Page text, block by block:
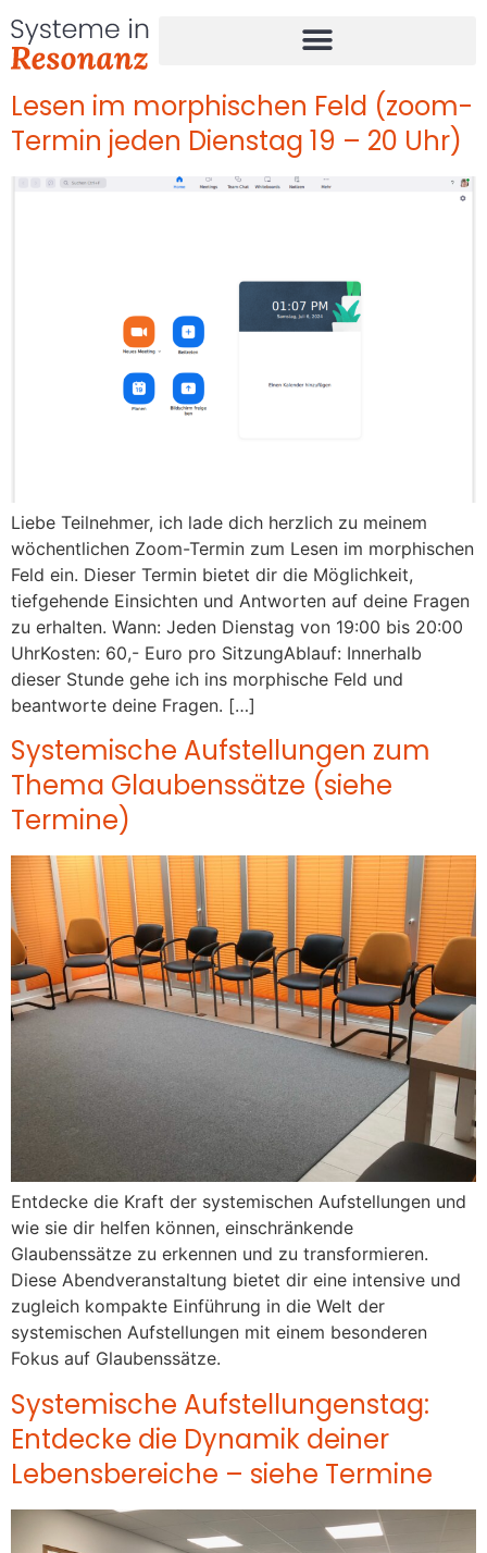
Lesen im morphischen Feld (zoom-
Termin jeden Dienstag 19 – 20 Uhr)
Liebe Teilnehmer, ich lade dich herzlich zu meinem
wöchentlichen Zoom-Termin zum Lesen im morphischen
Feld ein. Dieser Termin bietet dir die Möglichkeit,
tiefgehende Einsichten und Antworten auf deine Fragen
zu erhalten. Wann: Jeden Dienstag von 19:00 bis 20:00
UhrKosten: 60,- Euro pro SitzungAblauf: Innerhalb
dieser Stunde gehe ich ins morphische Feld und
beantworte deine Fragen. […]
Systemische Aufstellungen zum
Thema Glaubenssätze (siehe
Termine)
Entdecke die Kraft der systemischen Aufstellungen und
wie sie dir helfen können, einschränkende
Glaubenssätze zu erkennen und zu transformieren.
Diese Abendveranstaltung bietet dir eine intensive und
zugleich kompakte Einführung in die Welt der
systemischen Aufstellungen mit einem besonderen
Fokus auf Glaubenssätze.
Systemische Aufstellungenstag:
Entdecke die Dynamik deiner
Lebensbereiche – siehe Termine